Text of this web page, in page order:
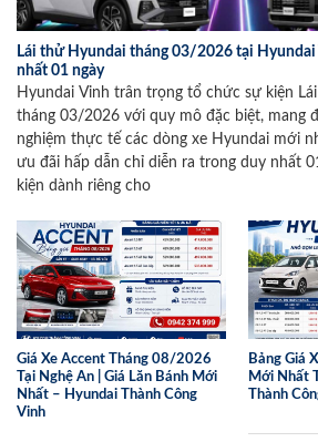
Lái thử Hyundai tháng 03/2026 tại
nhất 01 ngày
Hyundai Vinh trân trọng tổ chức sự kiện
tháng 03/2026 với quy mô đặc biệt, mang
nghiệm thực tế các dòng xe Hyundai mới
ưu đãi hấp dẫn chỉ diễn ra trong duy nhất
kiện dành riêng cho
Giá Xe Accent Tháng 08/2026
Tại Nghệ An | Giá Lăn Bánh Mới
Nhất – Hyundai Thành Công
Vinh
Bảng Giá
Mới Nhất
Thành